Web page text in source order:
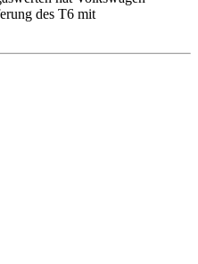
des T6 mit